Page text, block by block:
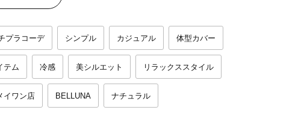
プラコーデ シンプル カジュアル 体型カバー
テム 冷感 美シルエット リラックススタイル
イワン店 BELLUNA ナチュラル